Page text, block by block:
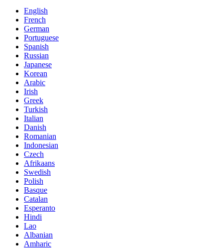
English
French
German
Portuguese
Spanish
Russian
Japanese
Korean
Arabic
Irish
Greek
Turkish
Italian
Danish
Romanian
Indonesian
Czech
Afrikaans
Swedish
Polish
Basque
Catalan
Esperanto
Hindi
Lao
Albanian
Amharic